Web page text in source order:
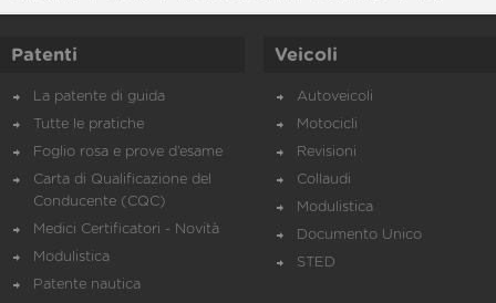
Patenti
La patente di guida
Tutte le pratiche
Foglio rosa e prove d’esame
Carta di Qualificazione del
Conducente (CQC)
Medici Certificatori - Novità
Modulistica
Patente nautica
Veicoli
Autoveicoli
Motocicli
Revisioni
Collaudi
Modulistica
Documento Unico
STED